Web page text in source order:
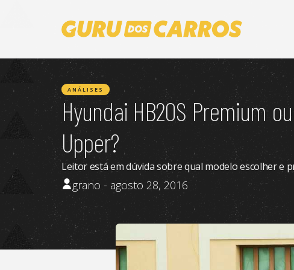
ANÁLISES
Hyundai HB20S Premium
Upper?
Leitor está em dúvida sobre qual modelo escolher e
grano - agosto 28, 2016